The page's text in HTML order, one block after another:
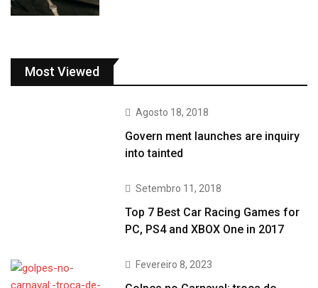
Most Viewed
Agosto 18, 2018
Govern ment launches are inquiry
into tainted
Setembro 11, 2018
Top 7 Best Car Racing Games for
PC, PS4 and XBOX One in 2017
Fevereiro 8, 2023